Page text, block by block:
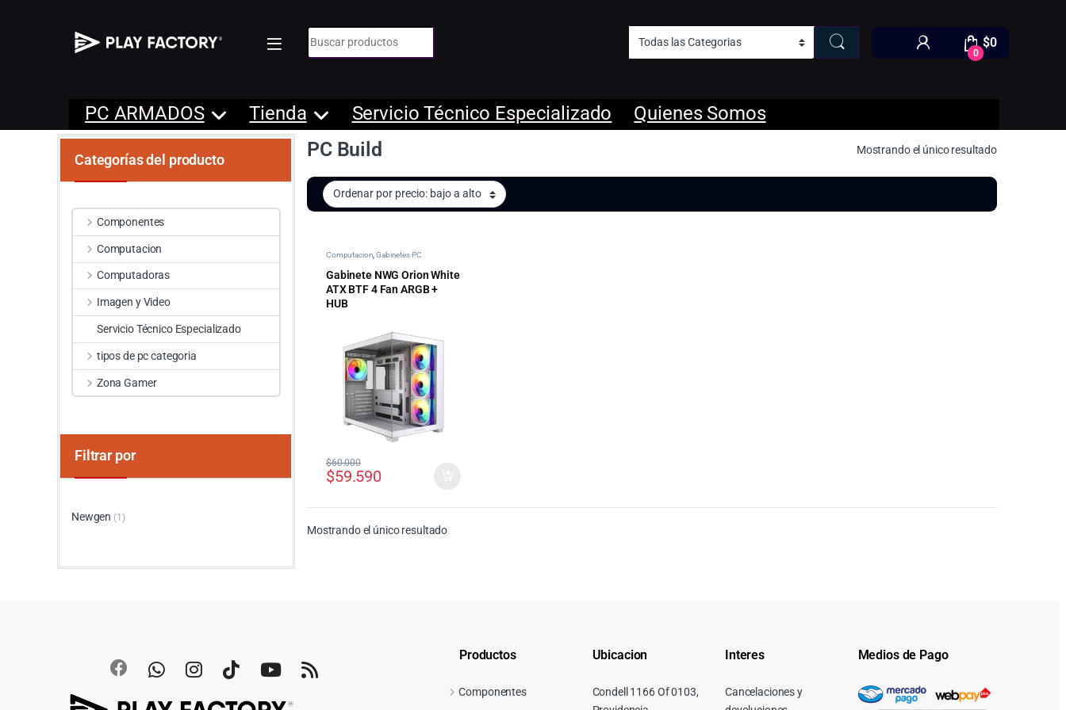
Búsqueda de:
0
$0
PC ARMADOS Tienda Servicio Técnico Especializado Quienes Somos
PC Build Mostrando el único resultado
Computacion,Gabinetes PC
Gabinete NWG Orion White
ATX BTF 4 Fan ARGB +
HUB
$59.590
$60.000
Mostrando el único resultado
Categorías del producto
Componentes
Computacion
Computadoras
Imagen y Video
Servicio Técnico Especializado
tipos de pc categoria
Zona Gamer
Filtrar por
Newgen (1)
Productos
Componentes
Ubicacion
Condell 1166 Of 0103,
Interes
Cancelaciones y
Medios de Pago